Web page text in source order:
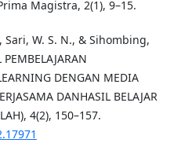
Magistra, 2(1), 9–15.
W. S. N., & Sihombing,
DENGAN MEDIA
DANHASIL BELAJAR
4(2), 150–157.